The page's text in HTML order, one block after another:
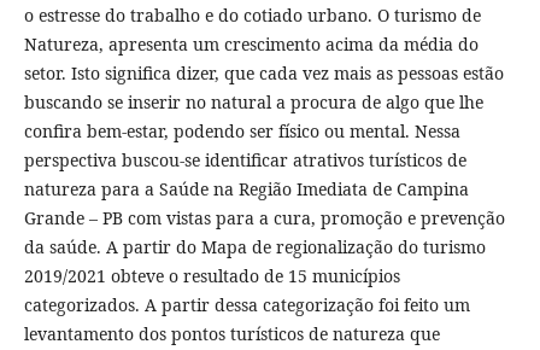
o estresse do trabalho e do cotiado urbano. O turismo de
Natureza, apresenta um crescimento acima da média do
setor. Isto significa dizer, que cada vez mais as pessoas estão
buscando se inserir no natural a procura de algo que lhe
confira bem-estar, podendo ser físico ou mental. Nessa
perspectiva buscou-se identificar atrativos turísticos de
natureza para a Saúde na Região Imediata de Campina
Grande – PB com vistas para a cura, promoção e prevenção
da saúde. A partir do Mapa de regionalização do turismo
2019/2021 obteve o resultado de 15 municípios
categorizados. A partir dessa categorização foi feito um
levantamento dos pontos turísticos de natureza que